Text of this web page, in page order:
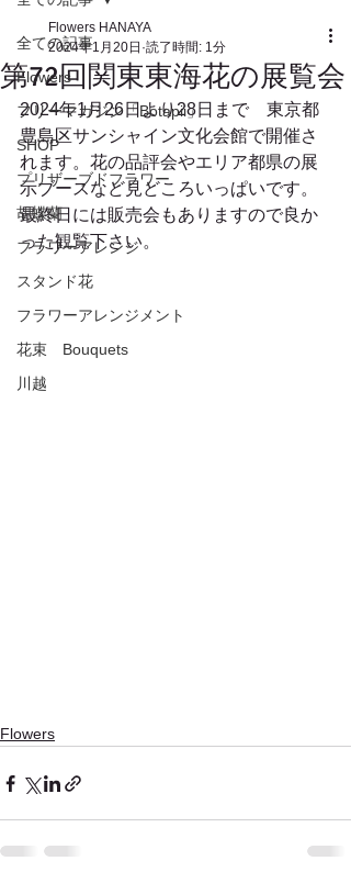
全ての記事
Flowers
フリーマガジン「Botapii」
SHOP
プリザーブドフラワー
胡蝶蘭
フラワーアレンジ
スタンド花
フラワーアレンジメント
花束 Bouquets
川越
第72回関東東海花の展覧会
Flowers HANAYA
2024年1月20日 読了時間: 1分
2024年1月26日より28日まで　東京都
豊島区サンシャイン文化会館で開催さ
れます。花の品評会やエリア都県の展
示ブースなど見どころいっぱいです。
最終日には販売会もありますので良か
った観覧下さい。
Flowers